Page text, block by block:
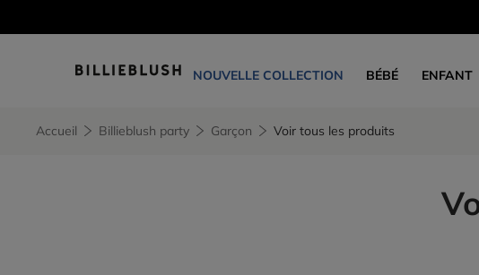
NOUVELLE COLLECTION BÉBÉ ENFANT
Accueil Billieblush party Garçon Voir tous les produits